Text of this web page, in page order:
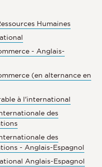
Humaines
- Anglais-
(en alternance en
à l'international
des
des
- Anglais-Espagnol
Anglais-Espagnol